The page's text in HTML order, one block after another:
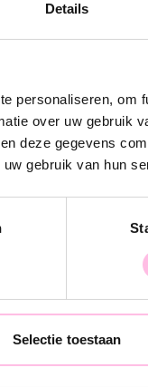
Details
personaliseren, om
over uw gebruik
deze gegevens
gebruik van hun
Selectie toestaan
yellow Daisy
€27.95